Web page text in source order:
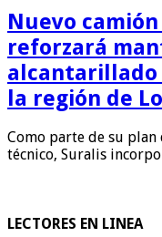
Nuevo
reforzará
alcantarillado
la región de
Como parte de su
técnico, Suralis
LECTORES EN LINEA